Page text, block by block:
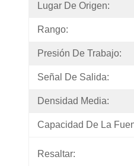
Lugar De Origen:
Rango:
Presión De Trabajo:
Señal De Salida:
Densidad Media:
Capacidad De La
Resaltar: